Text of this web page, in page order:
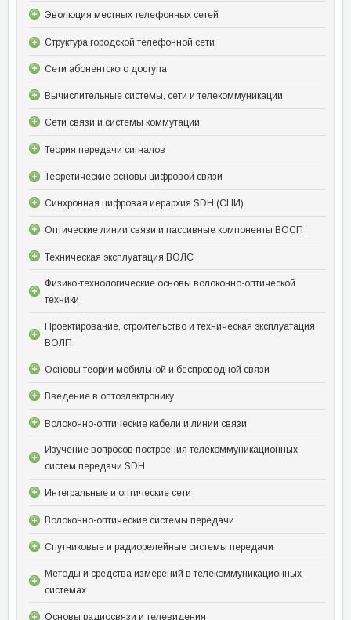
Эволюция местных телефонных сетей
Структура городской телефонной сети
Сети абонентского доступа
Вычислительные системы, сети и телекоммуникации
Сети связи и системы коммутации
Теория передачи сигналов
Теоретические основы цифровой связи
Синхронная цифровая иерархия SDH (СЦИ)
Оптические линии связи и пассивные компоненты ВОСП
Техническая эксплуатация ВОЛС
Физико-технологические основы волоконно-оптической
техники
Проектирование, строительство и техническая эксплуатация
ВОЛП
Основы теории мобильной и беспроводной связи
Введение в оптоэлектронику
Волоконно-оптические кабели и линии связи
Изучение вопросов построения телекоммуникационных
систем передачи SDH
Интегральные и оптические сети
Волоконно-оптические системы передачи
Спутниковые и радиорелейные системы передачи
Методы и средства измерений в телекоммуникационных
системах
Основы радиосвязи и телевидения